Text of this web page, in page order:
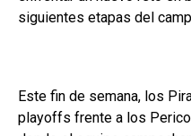
siguientes etapas del
Este fin de semana, los
playoffs frente a los